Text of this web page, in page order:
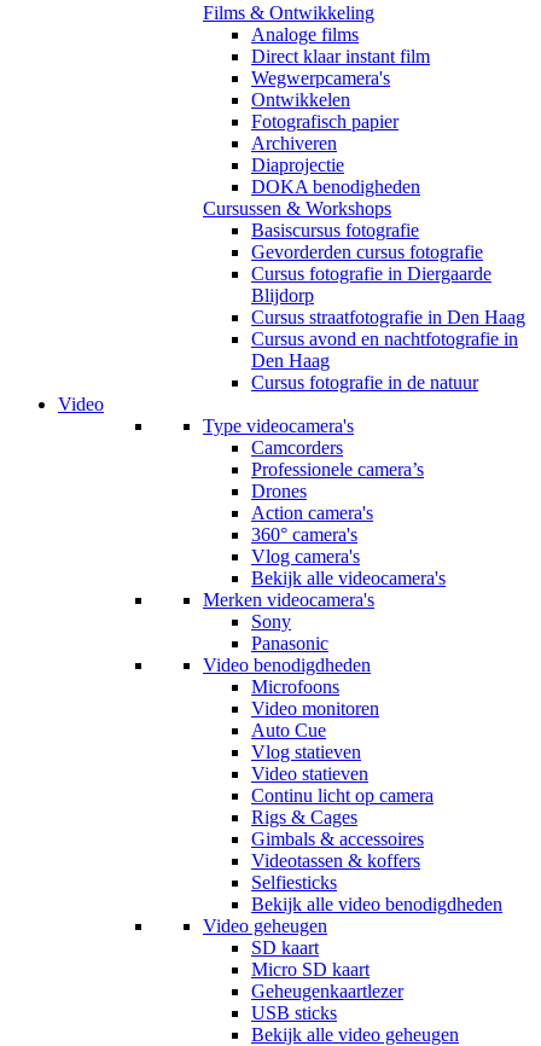
Films & Ontwikkeling
Analoge films
Direct klaar instant film
Wegwerpcamera's
Ontwikkelen
Fotografisch papier
Archiveren
Diaprojectie
DOKA benodigheden
Cursussen & Workshops
Basiscursus fotografie
Gevorderden cursus fotografie
Cursus fotografie in Diergaarde
Blijdorp
Cursus straatfotografie in Den Haag
Cursus avond en nachtfotografie in
Den Haag
Cursus fotografie in de natuur
Video
Type videocamera's
Camcorders
Professionele camera’s
Drones
Action camera's
360° camera's
Vlog camera's
Bekijk alle videocamera's
Merken videocamera's
Sony
Panasonic
Video benodigdheden
Microfoons
Video monitoren
Auto Cue
Vlog statieven
Video statieven
Continu licht op camera
Rigs & Cages
Gimbals & accessoires
Videotassen & koffers
Selfiesticks
Bekijk alle video benodigdheden
Video geheugen
SD kaart
Micro SD kaart
Geheugenkaartlezer
USB sticks
Bekijk alle video geheugen